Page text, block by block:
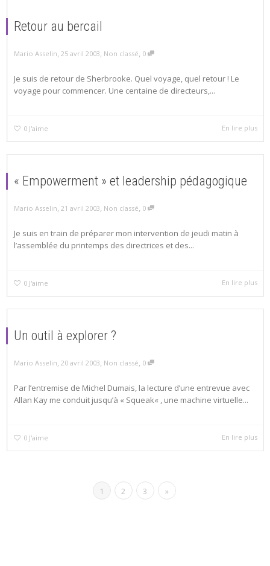
Retour au bercail
Mario Asselin, 25 avril 2003, Non classé, 0
Je suis de retour de Sherbrooke. Quel voyage, quel retour ! Le
voyage pour commencer. Une centaine de directeurs,...
0 J'aime En lire plus
« Empowerment » et leadership pédagogique
Mario Asselin, 21 avril 2003, Non classé, 0
Je suis en train de préparer mon intervention de jeudi matin à
l’assemblée du printemps des directrices et des...
0 J'aime En lire plus
Un outil à explorer ?
Mario Asselin, 20 avril 2003, Non classé, 0
Par l’entremise de Michel Dumais, la lecture d’une entrevue avec
Allan Kay me conduit jusqu’à « Squeak« , une machine virtuelle...
0 J'aime En lire plus
1 2 3 »